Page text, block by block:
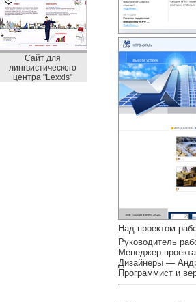
Сайт для
лингвистического
центра "Lexxis"
Над проектом
Руководитель
Менеджер
Дизайнеры —
Программист и